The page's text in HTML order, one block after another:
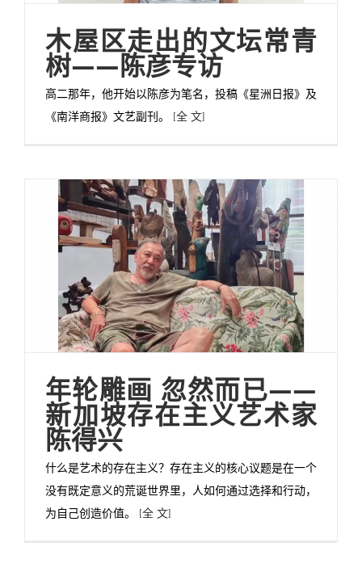
木屋区走出的文坛常青
树——陈彦专访
高二那年，他开始以陈彦为笔名，投稿《星洲日报》及
《南洋商报》文艺副刊。 [全 文]
年轮雕画 忽然而已——
新加坡存在主义艺术家
陈得兴
什么是艺术的存在主义？存在主义的核心议题是在一个
没有既定意义的荒诞世界里，人如何通过选择和行动，
为自己创造价值。 [全 文]